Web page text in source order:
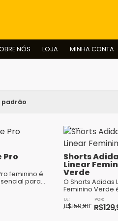
NÓS LOJA MINHA CONTA
Pro
feminino é
para
Shorts
Linear
Verde
O Shorts Adidas
Feminino Verde
de vestuário
versátil e
mulheres.
R$159,90
O
R$
O